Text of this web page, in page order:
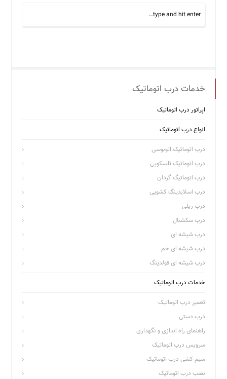
خدمات درب اتوماتیک
اپراتور درب اتوماتیک
انواع درب اتوماتیک
درب اتوماتیک اتوبوسی
درب اتوماتیک تلسکوپی
درب اتوماتیگ گردان
درب اسلایدینگ کشویی
درب ریلی
درب سکشنال
درب شیشه ای
درب شیشه ای خم
درب شیشه ای فولدینگ
خدمات درب اتوماتیک
تعمیر درب اتوماتیک
درب دستی
راهنمای راه اندازی و نگهداری
سرویس درب اتوماتیک
سیم کشی درب اتوماتیک
نصب درب اتوماتیک